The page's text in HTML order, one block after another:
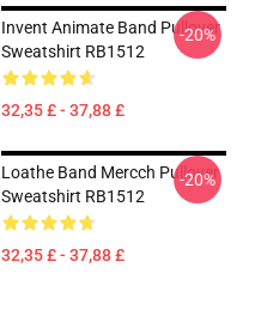
Invent Animate Band Pullover
Sweatshirt RB1512
32,35 £ - 37,88 £
-20%
Loathe Band Mercch Pullover
Sweatshirt RB1512
32,35 £ - 37,88 £
-20%